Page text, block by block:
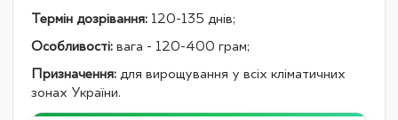
Термін дозрівання: 120-135 днів;
Особливості: вага - 120-400 грам;
Призначення: для вирощування у всіх кліматичних
зонах України.